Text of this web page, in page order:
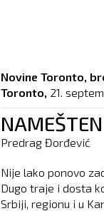
Novine Toronto,
Toronto, 21.
Predrag Đorđević
Nije lako ponovo
Dugo traje i dosta
Srbiji, regionu i u